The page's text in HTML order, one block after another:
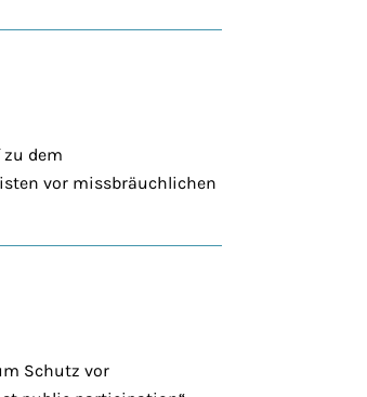
zu dem
vor missbräuchlichen
Schutz vor